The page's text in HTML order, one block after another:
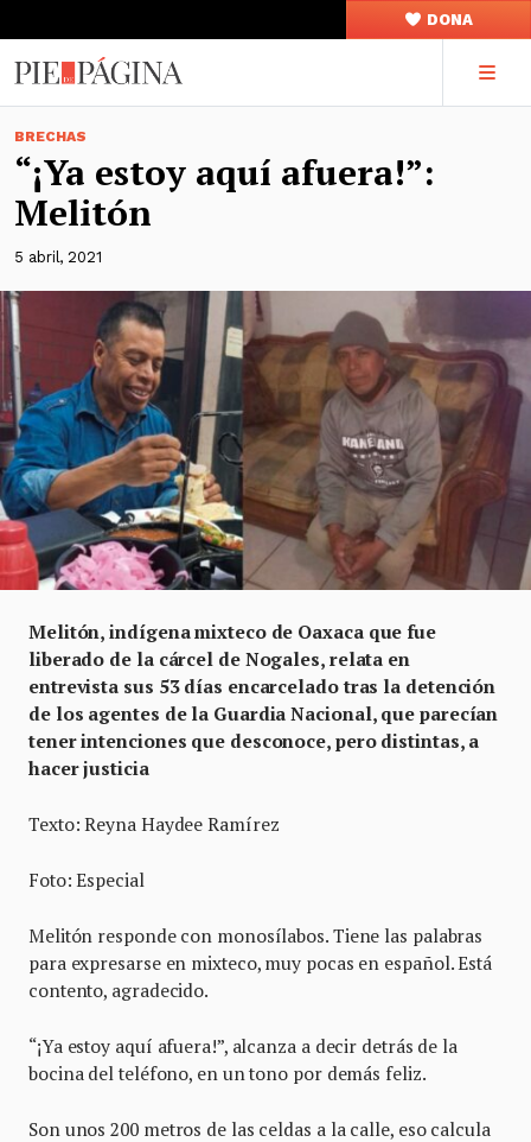
DONA
BRECHAS
“¡Ya estoy aquí afuera!”:
Melitón
5 abril, 2021
Melitón, indígena mixteco de Oaxaca que fue
liberado de la cárcel de Nogales, relata en
entrevista sus 53 días encarcelado tras la detención
de los agentes de la Guardia Nacional, que parecían
tener intenciones que desconoce, pero distintas, a
hacer justicia
Texto: Reyna Haydee Ramírez
Foto: Especial
Melitón responde con monosílabos. Tiene las palabras
para expresarse en mixteco, muy pocas en español. Está
contento, agradecido.
“¡Ya estoy aquí afuera!”, alcanza a decir detrás de la
bocina del teléfono, en un tono por demás feliz.
Son unos 200 metros de las celdas a la calle, eso calcula